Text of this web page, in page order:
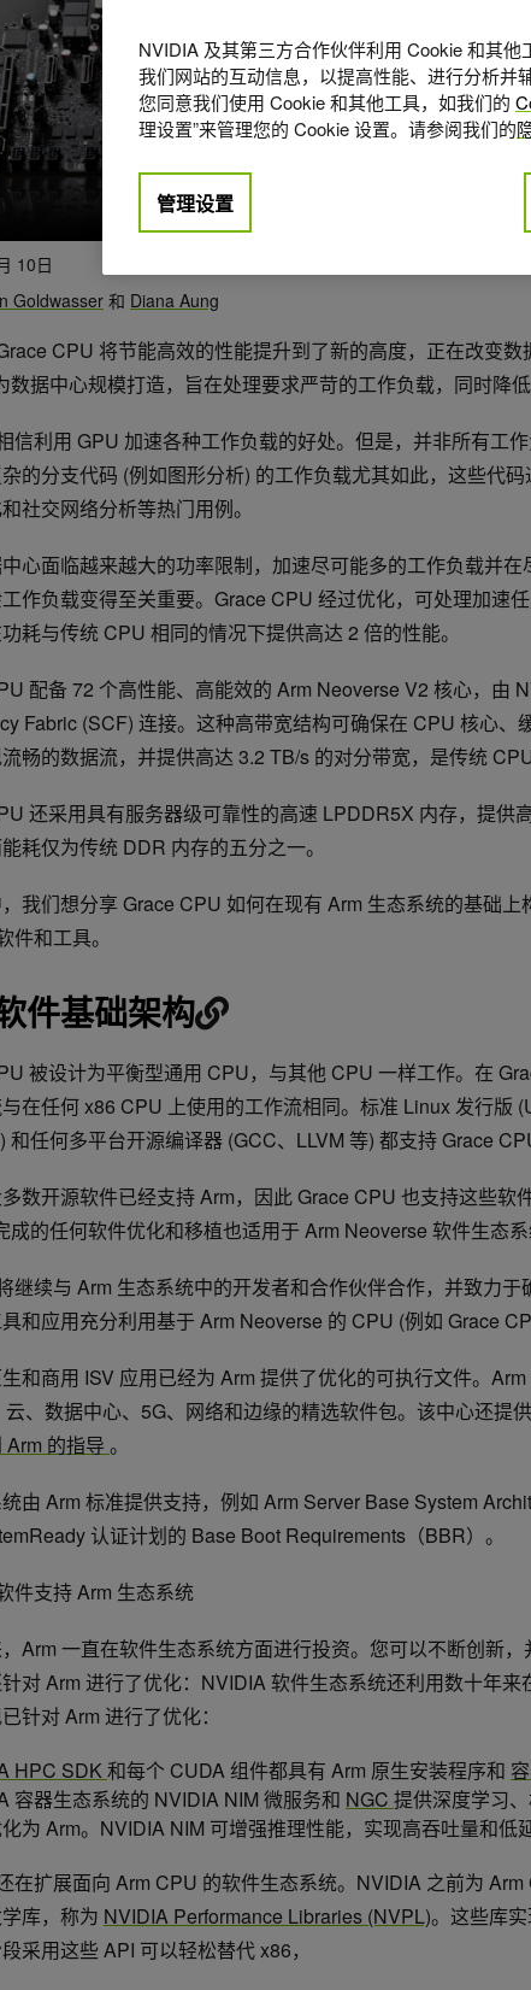
10日
Goldwasser和 Diana Aung
CPU 将节能高效的性能提升到了新的高度，正在改变数
数据中心规模打造，旨在处理要求严苛的工作负载，同时降低
信利用 GPU 加速各种工作负载的好处。但是，并非所有工
的分支代码 (例如图形分析) 的工作负载尤其如此，这些代码
社交网络分析等热门用例。
心面临越来越大的功率限制，加速尽可能多的工作负载并在
作负载变得至关重要。Grace CPU 经过优化，可处理加速
耗与传统 CPU 相同的情况下提供高达 2 倍的性能。
配备 72 个高性能、高能效的 Arm Neoverse V2 核心，由
Fabric (SCF) 连接。这种高带宽结构可确保在 CPU 核心、
畅的数据流，并提供高达 3.2 TB/s 的对分带宽，是传统
还采用具有服务器级可靠性的高速 LPDDR5X 内存，提供
耗仅为传统 DDR 内存的五分之一。
我们想分享 Grace CPU 如何在现有 Arm 生态系统的基础上
件和工具。
件基础架构
被设计为平衡型通用 CPU，与其他 CPU 一样工作。在
在任何 x86 CPU 上使用的工作流相同。标准 Linux 发行版
和任何多平台开源编译器 (GCC、LLVM 等) 都支持 Grace
数开源软件已经支持 Arm，因此 Grace CPU 也支持这些软
成的任何软件优化和移植也适用于 Arm Neoverse 软件生态系
继续与 Arm 生态系统中的开发者和合作伙伴合作，并致力于
和应用充分利用基于 Arm Neoverse 的 CPU (例如 Grace
和商用 ISV 应用已经为 Arm 提供了优化的可执行文件。
云、数据中心、5G、网络和边缘的精选软件包。该中心还提
Arm 的指导 。
由 Arm 标准提供支持，例如 Arm Server Base System
认证计划的 Base Boot Requirements（BBR）。
件支持 Arm 生态系统
Arm 一直在软件生态系统方面进行投资。您可以不断创新
对 Arm 进行了优化：NVIDIA 软件生态系统还利用数十年
针对 Arm 进行了优化：
HPC SDK和每个 CUDA 组件都具有 Arm 原生安装程序和
容器生态系统的 NVIDIA NIM 微服务和 NGC 提供深度学习
为 Arm。NVIDIA NIM 可增强推理性能，实现高吞吐量和低
在扩展面向 Arm CPU 的软件生态系统。NVIDIA 之前为
库，称为 NVIDIA Performance Libraries (NVPL)。这些库
采用这些 API 可以轻松替代 x86，
NVIDIA 及其第三方合作伙伴利用 Cookie 和其
我们网站的互动信息，以提高性能、进行分析并
您同意我们使用 Cookie 和其他工具，如我们的
理设置”来管理您的 Cookie 设置。请参阅我们的
管理设置